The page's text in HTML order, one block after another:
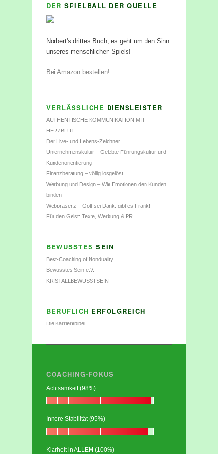
DER SPIELBALL DER QUELLE
Norbert's drittes Buch, es geht um den Sinn
unseres menschlichen Spiels!
Bei Amazon bestellen!
VERLÄSSLICHE DIENSLEISTER
AUTHENTISCHE KOMMUNIKATION MIT
HERZBLUT
Der Live- und Lebens-Zeichner
Unternehmenskultur – Gelebte Führungskultur und
Kundenorientierung
Finanzberatung – völlig losgelöst
Werbung und Design – Wie Emotionen den Kunden
binden
Webpräsenz – Gott sei Dank, gibt es Frank!
Für den Geist: Texte, Werbung & PR
BEWUSSTES SEIN
Best-Coaching of Nonduality
Bewusstes Sein e.V.
KRISTALLBEWUSSTSEIN
BERUFLICH ERFOLGREICH
Die Karrierebibel
COACHING-FOKUS
Achtsamkeit (98%)
Innere Stabilität (95%)
Klarheit in ALLEM (100%)